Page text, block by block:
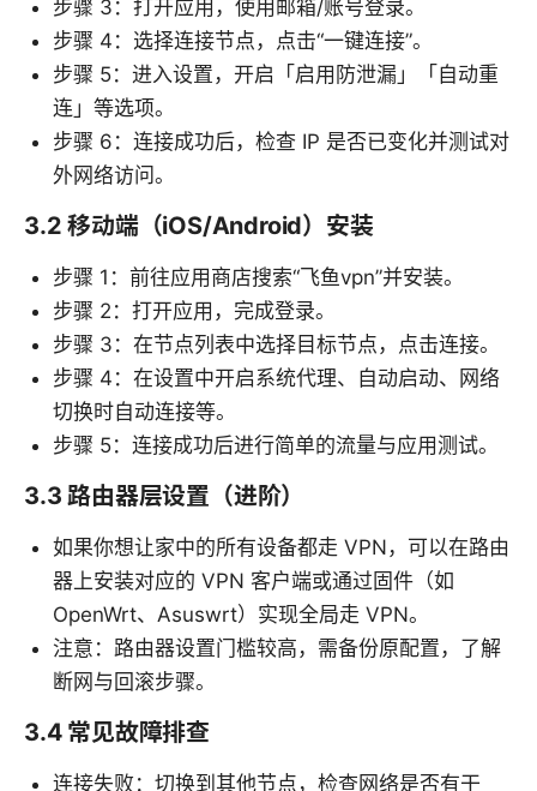
步骤 3：打开应用，使用邮箱/账号登录。
步骤 4：选择连接节点，点击“一键连接”。
步骤 5：进入设置，开启「启用防泄漏」「自动重
连」等选项。
步骤 6：连接成功后，检查 IP 是否已变化并测试对
外网络访问。
3.2 移动端（iOS/Android）安装
步骤 1：前往应用商店搜索“飞鱼vpn”并安装。
步骤 2：打开应用，完成登录。
步骤 3：在节点列表中选择目标节点，点击连接。
步骤 4：在设置中开启系统代理、自动启动、网络
切换时自动连接等。
步骤 5：连接成功后进行简单的流量与应用测试。
3.3 路由器层设置（进阶）
如果你想让家中的所有设备都走 VPN，可以在路由
器上安装对应的 VPN 客户端或通过固件（如
OpenWrt、Asuswrt）实现全局走 VPN。
注意：路由器设置门槛较高，需备份原配置，了解
断网与回滚步骤。
3.4 常见故障排查
连接失败：切换到其他节点，检查网络是否有干